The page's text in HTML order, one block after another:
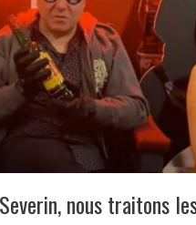
nous traitons